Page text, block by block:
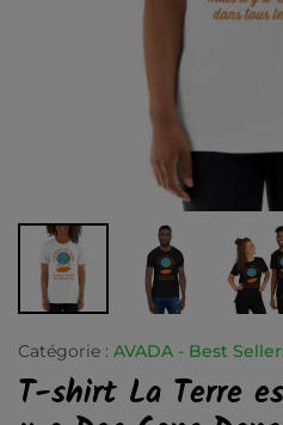
Catégorie : AVADA - Best
T-shirt La Terre